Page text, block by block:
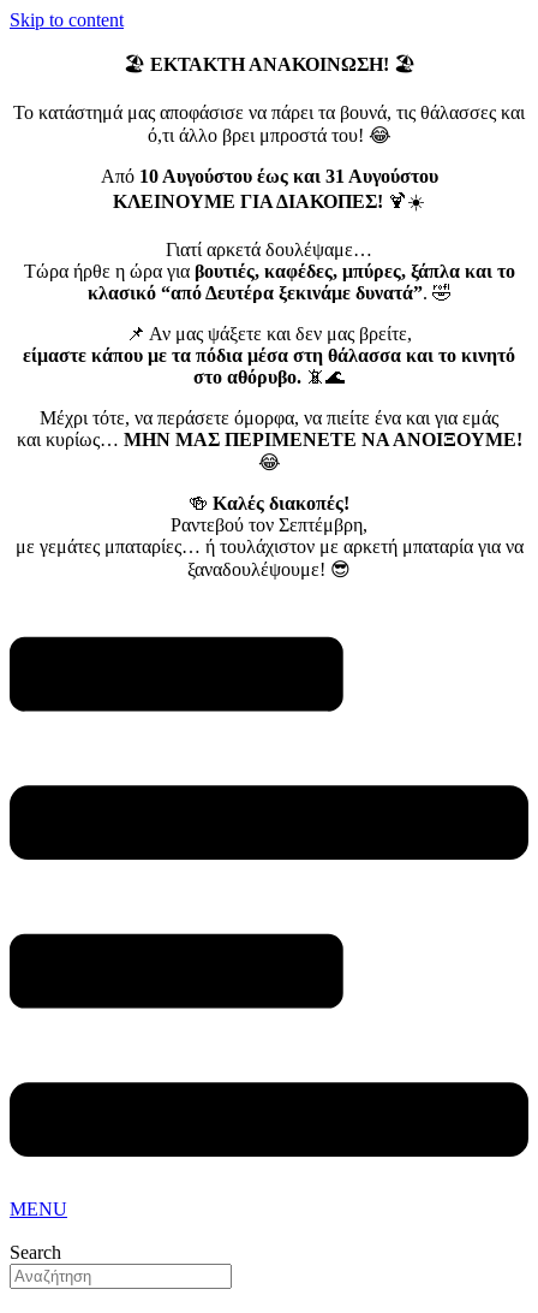
Skip to content
🏖️ ΕΚΤΑΚΤΗ ΑΝΑΚΟΙΝΩΣΗ! 🏖️
Το κατάστημά μας αποφάσισε να πάρει τα βουνά, τις θάλασσες και
ό,τι άλλο βρει μπροστά του! 😂
Από 10 Αυγούστου έως και 31 Αυγούστου
ΚΛΕΙΝΟΥΜΕ ΓΙΑ ΔΙΑΚΟΠΕΣ! 🍹☀️
Γιατί αρκετά δουλέψαμε…
Τώρα ήρθε η ώρα για βουτιές, καφέδες, μπύρες, ξάπλα και το
κλασικό “από Δευτέρα ξεκινάμε δυνατά”. 🤣
📌 Αν μας ψάξετε και δεν μας βρείτε,
είμαστε κάπου με τα πόδια μέσα στη θάλασσα και το κινητό
στο αθόρυβο. 📵🌊
Μέχρι τότε, να περάσετε όμορφα, να πιείτε ένα και για εμάς
και κυρίως… ΜΗΝ ΜΑΣ ΠΕΡΙΜΕΝΕΤΕ ΝΑ ΑΝΟΙΞΟΥΜΕ!
😂
🍻 Καλές διακοπές!
Ραντεβού τον Σεπτέμβρη,
με γεμάτες μπαταρίες… ή τουλάχιστον με αρκετή μπαταρία για να
ξαναδουλέψουμε! 😎
MENU
Search